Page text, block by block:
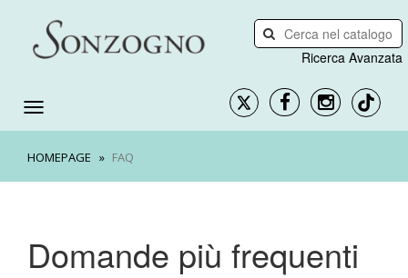
Ricerca Avanzata
HOMEPAGE FAQ
Domande più frequenti